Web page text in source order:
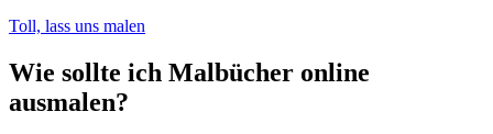
Toll, lass uns malen
Wie sollte ich Malbücher online
ausmalen?